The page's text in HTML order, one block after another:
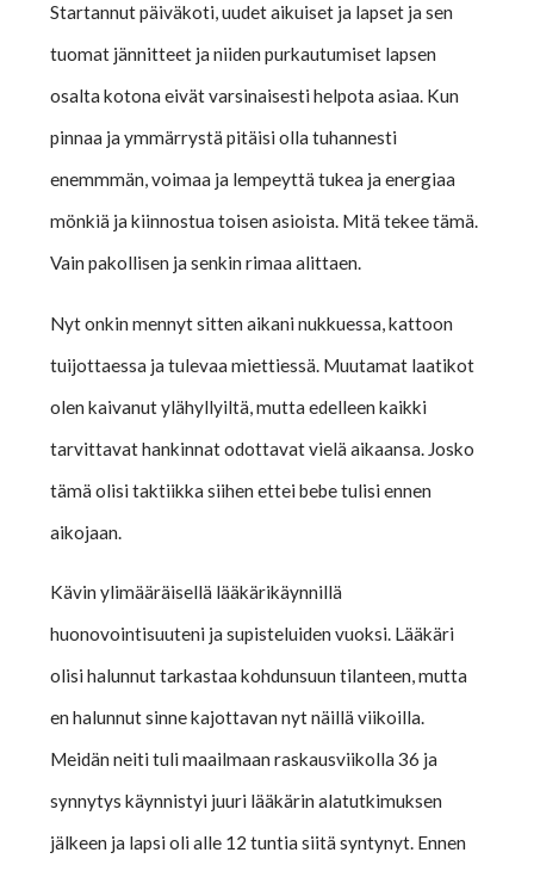
Startannut päiväkoti, uudet aikuiset ja lapset ja sen
tuomat jännitteet ja niiden purkautumiset lapsen
osalta kotona eivät varsinaisesti helpota asiaa. Kun
pinnaa ja ymmärrystä pitäisi olla tuhannesti
enemmmän, voimaa ja lempeyttä tukea ja energiaa
mönkiä ja kiinnostua toisen asioista. Mitä tekee tämä.
Vain pakollisen ja senkin rimaa alittaen.
Nyt onkin mennyt sitten aikani nukkuessa, kattoon
tuijottaessa ja tulevaa miettiessä. Muutamat laatikot
olen kaivanut ylähyllyiltä, mutta edelleen kaikki
tarvittavat hankinnat odottavat vielä aikaansa. Josko
tämä olisi taktiikka siihen ettei bebe tulisi ennen
aikojaan.
Kävin ylimääräisellä lääkärikäynnillä
huonovointisuuteni ja supisteluiden vuoksi. Lääkäri
olisi halunnut tarkastaa kohdunsuun tilanteen, mutta
en halunnut sinne kajottavan nyt näillä viikoilla.
Meidän neiti tuli maailmaan raskausviikolla 36 ja
synnytys käynnistyi juuri lääkärin alatutkimuksen
jälkeen ja lapsi oli alle 12 tuntia siitä syntynyt. Ennen